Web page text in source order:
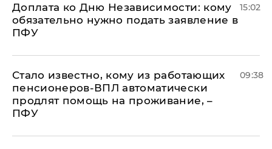
Доплата ко Дню Независимости: кому
обязательно нужно подать заявление в
ПФУ
15:02
Стало известно, кому из работающих
пенсионеров-ВПЛ автоматически
продлят помощь на проживание, –
ПФУ
09:38